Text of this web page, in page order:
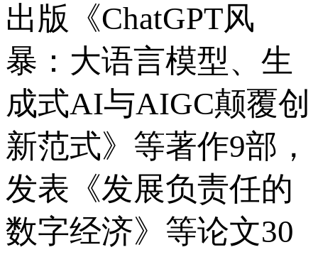
出版《ChatGPT风
暴：大语言模型、生
成式AI与AIGC颠覆创
新范式》等著作9部，
发表《发展负责任的
数字经济》等论文30